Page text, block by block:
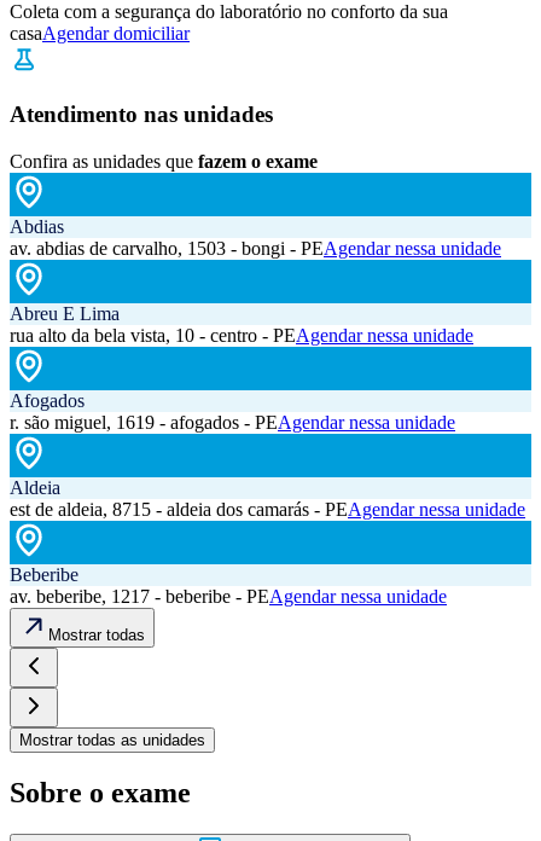
Coleta com a segurança do laboratório no conforto da sua
casaAgendar domiciliar
Atendimento nas unidades
Confira as unidades que fazem o exame
Abdias
av. abdias de carvalho, 1503 - bongi - PEAgendar nessa unidade
Abreu E Lima
rua alto da bela vista, 10 - centro - PEAgendar nessa unidade
Afogados
r. são miguel, 1619 - afogados - PEAgendar nessa unidade
Aldeia
est de aldeia, 8715 - aldeia dos camarás - PEAgendar nessa unidade
Beberibe
av. beberibe, 1217 - beberibe - PEAgendar nessa unidade
Mostrar todas
Mostrar todas as unidades
Sobre o exame